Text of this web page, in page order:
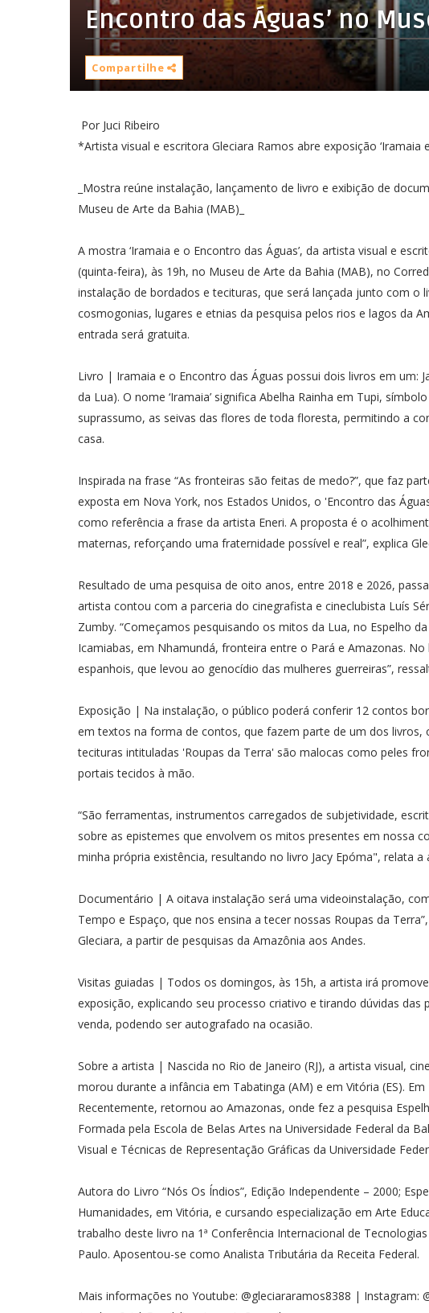
Encontro das Águas’ no
Compartilhe
Por Juci Ribeiro
*Artista visual e escritora Gleciara Ramos abre exposição ‘Iramaia
_Mostra reúne instalação, lançamento de livro e exibição de
Museu de Arte da Bahia (MAB)_
A mostra ‘Iramaia e o Encontro das Águas’, da artista visual e
(quinta-feira), às 19h, no Museu de Arte da Bahia (MAB), no
instalação de bordados e tecituras, que será lançada junto com
cosmogonias, lugares e etnias da pesquisa pelos rios e lagos da
entrada será gratuita.
Livro | Iramaia e o Encontro das Águas possui dois livros em um:
da Lua). O nome ‘Iramaia’ significa Abelha Rainha em Tupi,
suprassumo, as seivas das flores de toda floresta, permitindo a
casa.
Inspirada na frase “As fronteiras são feitas de medo?”, que faz
exposta em Nova York, nos Estados Unidos, o 'Encontro das
como referência a frase da artista Eneri. A proposta é o
maternas, reforçando uma fraternidade possível e real”, explica
Resultado de uma pesquisa de oito anos, entre 2018 e 2026,
artista contou com a parceria do cinegrafista e cineclubista Luís
Zumby. “Começamos pesquisando os mitos da Lua, no Espelho
Icamiabas, em Nhamundá, fronteira entre o Pará e Amazonas.
espanhois, que levou ao genocídio das mulheres guerreiras”,
Exposição | Na instalação, o público poderá conferir 12 contos
em textos na forma de contos, que fazem parte de um dos livros,
tecituras intituladas 'Roupas da Terra' são malocas como peles
portais tecidos à mão.
“São ferramentas, instrumentos carregados de subjetividade,
sobre as epistemes que envolvem os mitos presentes em nossa
minha própria existência, resultando no livro Jacy Epóma", relata a
Documentário | A oitava instalação será uma videoinstalação,
Tempo e Espaço, que nos ensina a tecer nossas Roupas da
Gleciara, a partir de pesquisas da Amazônia aos Andes.
Visitas guiadas | Todos os domingos, às 15h, a artista irá
exposição, explicando seu processo criativo e tirando dúvidas das
venda, podendo ser autografado na ocasião.
Sobre a artista | Nascida no Rio de Janeiro (RJ), a artista visual,
morou durante a infância em Tabatinga (AM) e em Vitória (ES).
Recentemente, retornou ao Amazonas, onde fez a pesquisa
Formada pela Escola de Belas Artes na Universidade Federal da
Visual e Técnicas de Representação Gráficas da Universidade
Autora do Livro “Nós Os Índios”, Edição Independente – 2000;
Humanidades, em Vitória, e cursando especialização em Arte
trabalho deste livro na 1ª Conferência Internacional de
Paulo. Aposentou-se como Analista Tributária da Receita Federal.
Mais informações no Youtube: @gleciararamos8388 | Instagram: